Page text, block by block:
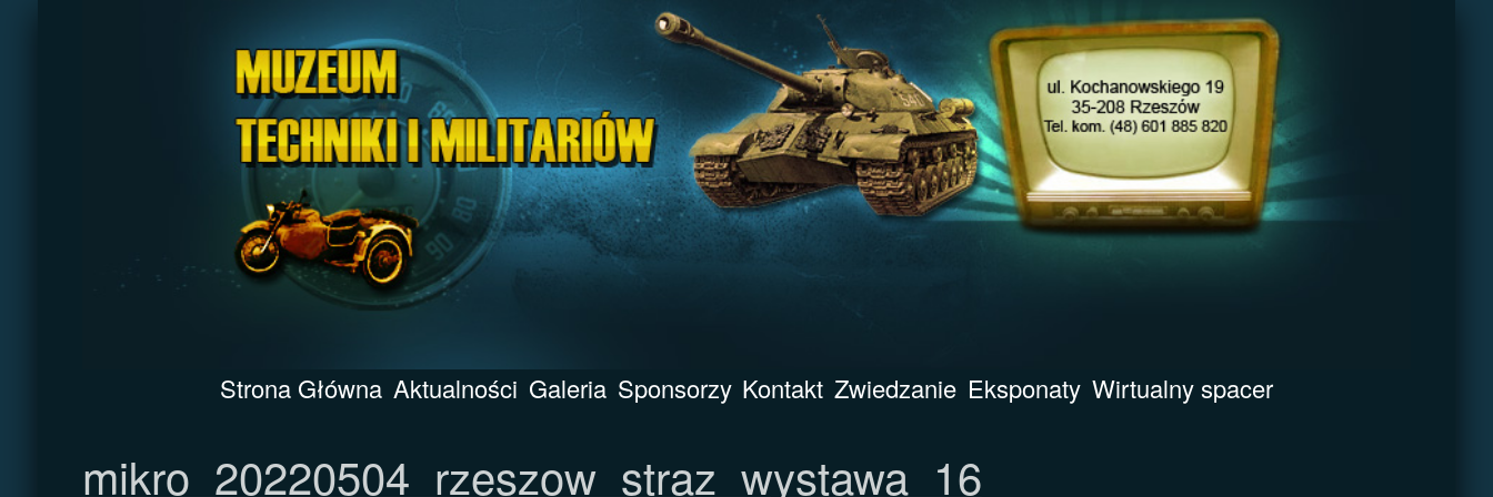
Strona Główna Aktualności Galeria Sponsorzy Kontakt Zwiedzanie Eksponaty Wirtualny spacer
mikro_20220504_rzeszow_straz_wystawa_16